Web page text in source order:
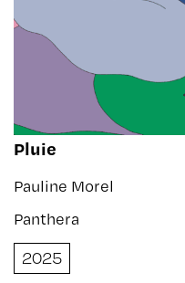
Pluie
Pauline Morel
Panthera
2025